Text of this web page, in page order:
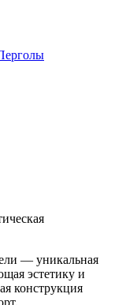
— уникальная
эстетику и
конструкция